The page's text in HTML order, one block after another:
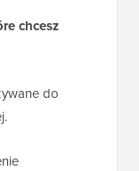
zmieniać
Twojej
włamań do
większości